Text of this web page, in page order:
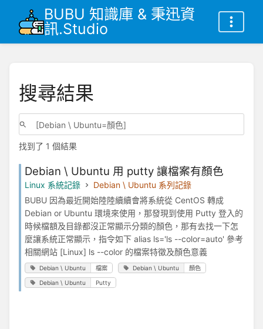
BUBU 知識庫 & 秉迅資
訊.Studio
搜尋結果
找到了 1 個結果
Debian \ Ubuntu 用 putty 讓檔案有顏色
Linux 系統記錄
Debian \ Ubuntu 系列記錄
BUBU 因為最近開始陸陸續續會將系統從 CentOS 轉成
Debian or Ubuntu 環境來使用，那發現到使用 Putty 登入的
時候檔額及目錄都沒正常顯示分類的顏色，那有去找一下怎
麼讓系統正常顯示，指令如下 alias ls='ls --color=auto' 參考
相關網站 [Linux] ls --color 的檔案特徵及顏色意義
Debian \ Ubuntu 檔案 Debian \ Ubuntu 顏色
Debian \ Ubuntu Putty